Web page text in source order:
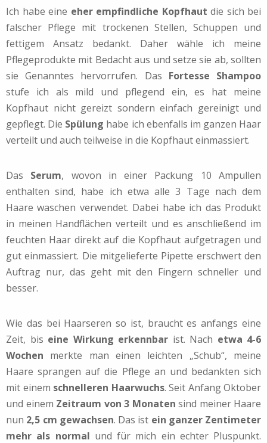
Ich habe eine eher empfindliche Kopfhaut die sich bei
falscher Pflege mit trockenen Stellen, Schuppen und
fettigem Ansatz bedankt. Daher wähle ich meine
Pflegeprodukte mit Bedacht aus und setze sie ab, sollten
sie Genanntes hervorrufen. Das Fortesse Shampoo
stufe ich als mild und pflegend ein, es hat meine
Kopfhaut nicht gereizt sondern einfach gereinigt und
gepflegt. Die Spülung habe ich ebenfalls im ganzen Haar
verteilt und auch teilweise in die Kopfhaut einmassiert.
Das Serum, wovon in einer Packung 10 Ampullen
enthalten sind, habe ich etwa alle 3 Tage nach dem
Haare waschen verwendet. Dabei habe ich das Produkt
in meinen Handflächen verteilt und es anschließend im
feuchten Haar direkt auf die Kopfhaut aufgetragen und
gut einmassiert. Die mitgelieferte Pipette erschwert den
Auftrag nur, das geht mit den Fingern schneller und
besser.
Wie das bei Haarseren so ist, braucht es anfangs eine
Zeit, bis eine Wirkung erkennbar ist. Nach etwa 4-6
Wochen merkte man einen leichten „Schub“, meine
Haare sprangen auf die Pflege an und bedankten sich
mit einem schnelleren Haarwuchs. Seit Anfang Oktober
und einem Zeitraum von 3 Monaten sind meiner Haare
nun 2,5 cm gewachsen. Das ist ein ganzer Zentimeter
mehr als normal und für mich ein echter Pluspunkt.